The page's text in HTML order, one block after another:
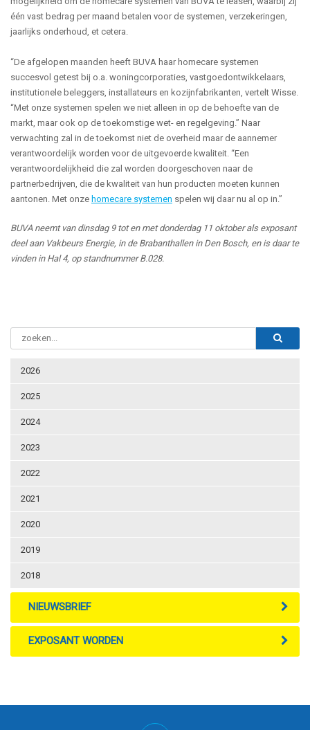
2026
2025
2024
2023
2022
2021
2020
2019
2018
NIEUWSBRIEF
EXPOSANT WORDEN
één vast bedrag per maand betalen voor de systemen, verzekeringen,
jaarlijks onderhoud, et cetera.
“De afgelopen maanden heeft BUVA haar homecare systemen
succesvol getest bij o.a. woningcorporaties, vastgoedontwikkelaars,
institutionele beleggers, installateurs en kozijnfabrikanten, vertelt Wisse.
“Met onze systemen spelen we niet alleen in op de behoefte van de
markt, maar ook op de toekomstige wet- en regelgeving.” Naar
verwachting zal in de toekomst niet de overheid maar de aannemer
verantwoordelijk worden voor de uitgevoerde kwaliteit. “Een
verantwoordelijkheid die zal worden doorgeschoven naar de
partnerbedrijven, die de kwaliteit van hun producten moeten kunnen
aantonen. Met onze homecare systemen spelen wij daar nu al op in.”
BUVA neemt van dinsdag 9 tot en met donderdag 11 oktober als exposant
deel aan Vakbeurs Energie, in de Brabanthallen in Den Bosch, en is daar te
vinden in Hal 4, op standnummer B.028.